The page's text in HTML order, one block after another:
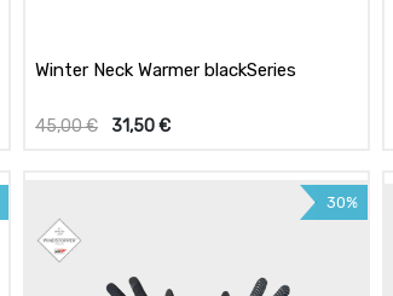
Winter Neck Warmer blackSeries
45,00€ 31,50€
30%